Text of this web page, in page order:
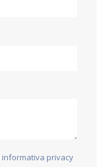
informativa privacy